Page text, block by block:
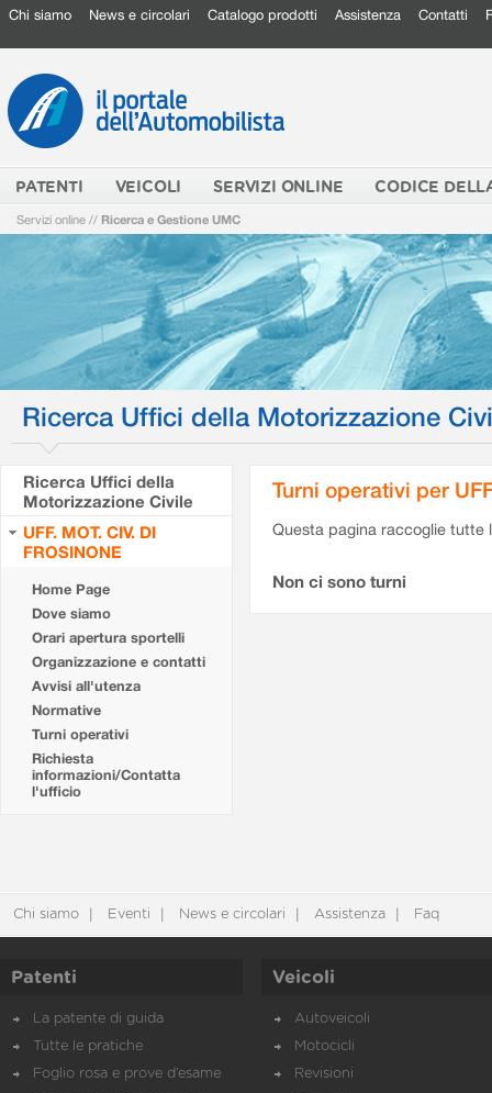
Chi siamo News e circolari Catalogo prodotti Assistenza Contatti
PATENTI VEICOLI SERVIZI ONLINE CODICE
Servizi online // Ricerca e Gestione UMC
Ricerca Uffici della Motorizzazione
Ricerca Uffici della
Motorizzazione Civile
UFF. MOT. CIV. DI
FROSINONE
Home Page
Dove siamo
Orari apertura sportelli
Organizzazione e contatti
Avvisi all'utenza
Normative
Turni operativi
Richiesta
informazioni/Contatta
l'ufficio
Turni operativi per
Questa pagina raccoglie tutte
Non ci sono turni
Chi siamo Eventi News e circolari Assistenza Faq
Patenti
La patente di guida
Tutte le pratiche
Foglio rosa e prove d’esame
Veicoli
Autoveicoli
Motocicli
Revisioni